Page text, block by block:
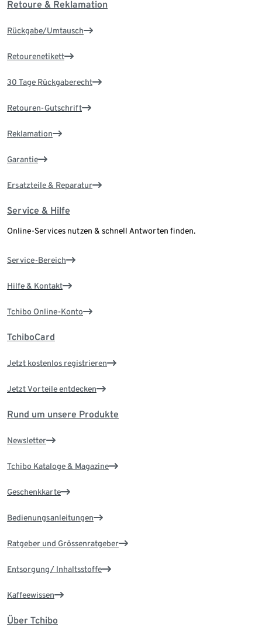
Retoure & Reklamation
Rückgabe/Umtausch
Retourenetikett
30 Tage Rückgaberecht
Retouren-Gutschrift
Reklamation
Garantie
Ersatzteile & Reparatur
Service & Hilfe
Online-Services nutzen & schnell Antworten finden.
Service-Bereich
Hilfe & Kontakt
Tchibo Online-Konto
TchiboCard
Jetzt kostenlos registrieren
Jetzt Vorteile entdecken
Rund um unsere Produkte
Newsletter
Tchibo Kataloge & Magazine
Geschenkkarte
Bedienungsanleitungen
Ratgeber und Grössenratgeber
Entsorgung/ Inhaltsstoffe
Kaffeewissen
Über Tchibo